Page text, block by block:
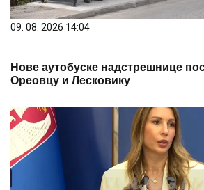
09. 08. 2026 14:04
Нове аутобуске надстрешнице
Ореовцу и Лесковику